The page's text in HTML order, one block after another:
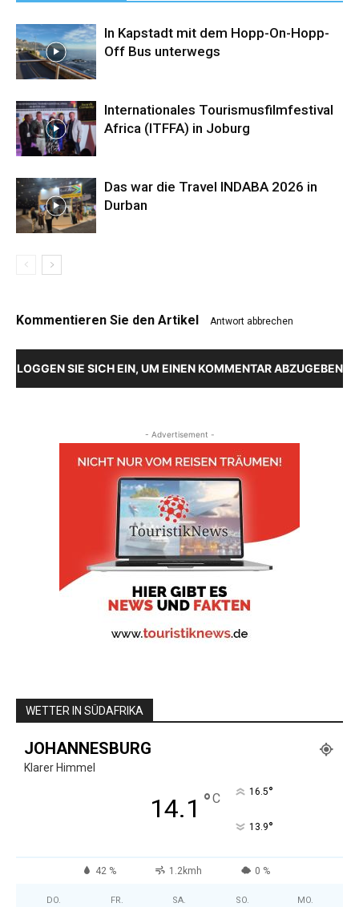
In Kapstadt mit dem Hopp-On-Hopp-
Off Bus unterwegs
Internationales Tourismusfilmfestival
Africa (ITFFA) in Joburg
Das war die Travel INDABA 2026 in
Durban
Kommentieren Sie den Artikel Antwort abbrechen
LOGGEN SIE SICH EIN, UM EINEN KOMMENTAR ABZUGEBEN
- Advertisement -
WETTER IN SÜDAFRIKA
JOHANNESBURG
Klarer Himmel
14.1 °C 16.5°
13.9°
42 % 1.2kmh 0 %
DO. FR. SA. SO. MO.